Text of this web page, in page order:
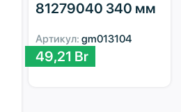
81279040 340 мм
Артикул: gm013104
49,21 Br